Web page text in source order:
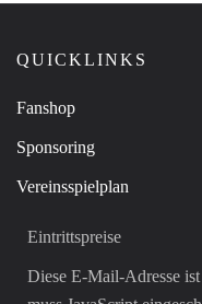
QUICKLINKS
Fanshop
Sponsoring
Vereinsspielplan
Eintrittspreise
Diese E-Mail-Adresse